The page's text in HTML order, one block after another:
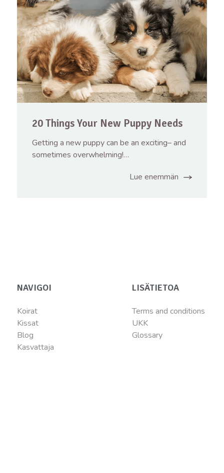
20 Things Your New Puppy Needs
Getting a new puppy can be an exciting– and
sometimes overwhelming!…
Lue enemmän
NAVIGOI
Koirat
Kissat
Blog
Kasvattaja
LISÄTIETOA
Terms and conditions
UKK
Glossary